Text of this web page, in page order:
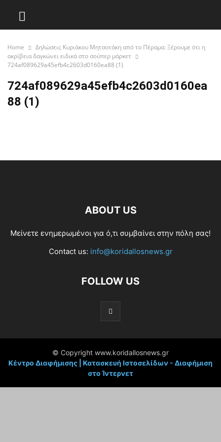
Home
Δηλώσεις Κυριάκου Μητσοτάκη από το Πέραμα: Ξέρουμε ότι η
ακρίβεια δαγκώνει ειδικά στο σούπερ μάρκετ
724af089629a45efb4c2603d0160ea88 (1)
724af089629a45efb4c2603d0160ea
88 (1)
ABOUT US
Μείνετε ενημερωμένοι για ό,τι συμβαίνει στην πόλη σας!
Contact us: info@koridallosnews.gr
FOLLOW US
© Copyright www.koridallosnews.gr
Κέντρο Διαφήμισης | Κατασκευή Ιστοσελίδων - Διαφήμιση
στο Ίντερνετ